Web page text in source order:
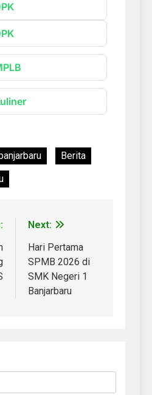
Berita
Next:
Hari Pertama
SPMB 2026 di
SMK Negeri 1
Banjarbaru